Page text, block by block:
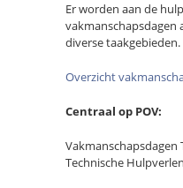
Er worden aan de
vakmanschapsdagen
diverse taakgebieden.
Overzicht
Centraal op POV:
Vakmanschapsdagen
Technische